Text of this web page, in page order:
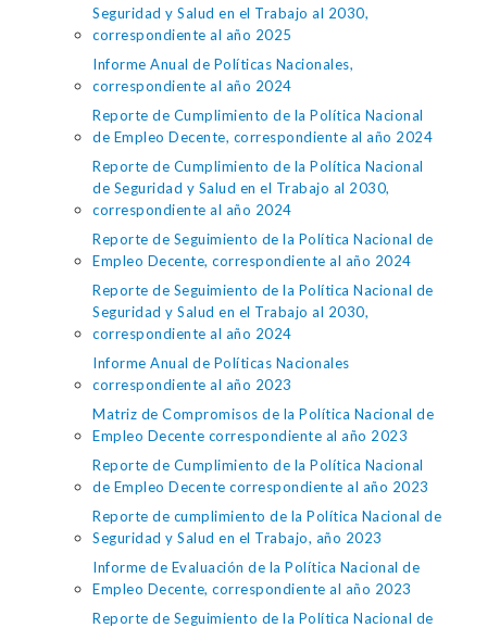
Seguridad y Salud en el Trabajo al 2030,
correspondiente al año 2025
Informe Anual de Políticas Nacionales,
correspondiente al año 2024
Reporte de Cumplimiento de la Política Nacional
de Empleo Decente, correspondiente al año 2024
Reporte de Cumplimiento de la Política Nacional
de Seguridad y Salud en el Trabajo al 2030,
correspondiente al año 2024
Reporte de Seguimiento de la Política Nacional de
Empleo Decente, correspondiente al año 2024
Reporte de Seguimiento de la Política Nacional de
Seguridad y Salud en el Trabajo al 2030,
correspondiente al año 2024
Informe Anual de Políticas Nacionales
correspondiente al año 2023
Matriz de Compromisos de la Política Nacional de
Empleo Decente correspondiente al año 2023
Reporte de Cumplimiento de la Política Nacional
de Empleo Decente correspondiente al año 2023
Reporte de cumplimiento de la Política Nacional de
Seguridad y Salud en el Trabajo, año 2023
Informe de Evaluación de la Política Nacional de
Empleo Decente, correspondiente al año 2023
Reporte de Seguimiento de la Política Nacional de